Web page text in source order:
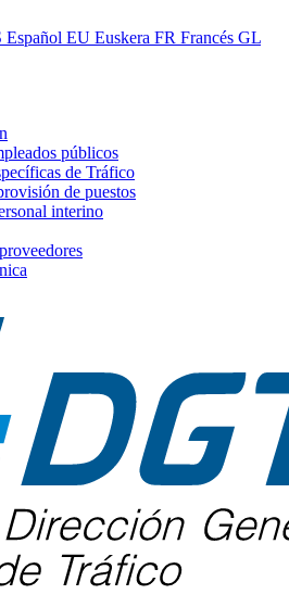
Español EU Euskera FR Francés GL
públicos
de Tráfico
de puestos
interino